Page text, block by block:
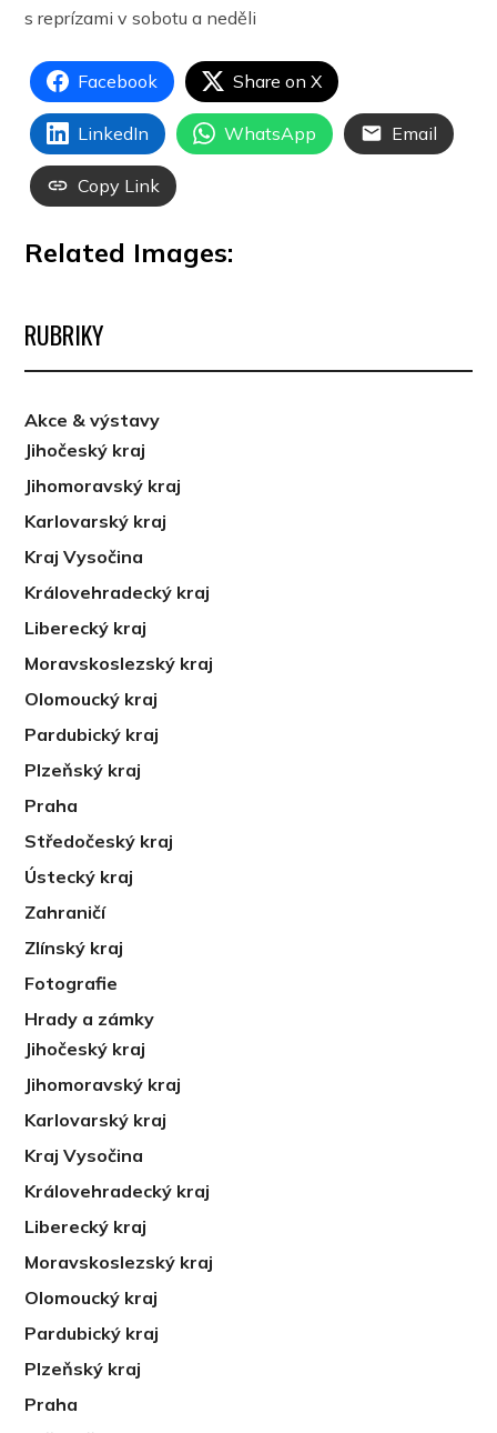
s reprízami v sobotu a neděli
Facebook Share on X
LinkedIn WhatsApp Email
Copy Link
Related Images:
RUBRIKY
Akce & výstavy
Jihočeský kraj
Jihomoravský kraj
Karlovarský kraj
Kraj Vysočina
Královehradecký kraj
Liberecký kraj
Moravskoslezský kraj
Olomoucký kraj
Pardubický kraj
Plzeňský kraj
Praha
Středočeský kraj
Ústecký kraj
Zahraničí
Zlínský kraj
Fotografie
Hrady a zámky
Jihočeský kraj
Jihomoravský kraj
Karlovarský kraj
Kraj Vysočina
Královehradecký kraj
Liberecký kraj
Moravskoslezský kraj
Olomoucký kraj
Pardubický kraj
Plzeňský kraj
Praha